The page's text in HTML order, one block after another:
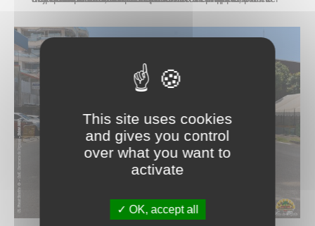
This site uses cookies
and gives you control
over what you want to
activate
OK, accept all